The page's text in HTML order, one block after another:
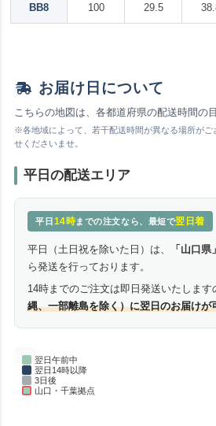
BB8 100 29.5
お届け日について
こちらの地図は、各都道府県の配送時間の
※各地域によって、若干配送時間が異なる場所が
せくださいませ。
平日の配送エリア
平日 14時までの注文なら、最短で翌日着
平日（土日祝を除いた日）は、 「山口
ら発送を行っております。
14時までのご注文は即日発送いたします
縄、一部離島を除く）に翌日のお届けが
翌日午前中
翌日14時以降
3日後
山口・千葉拠点